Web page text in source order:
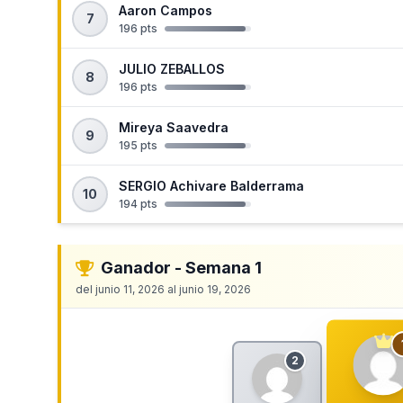
7
Aaron Campos
196 pts
8
JULIO ZEBALLOS
196 pts
9
Mireya Saavedra
195 pts
10
SERGIO Achivare Balderrama
194 pts
Ganador - Semana 1
del junio 11, 2026 al junio 19, 2026
2